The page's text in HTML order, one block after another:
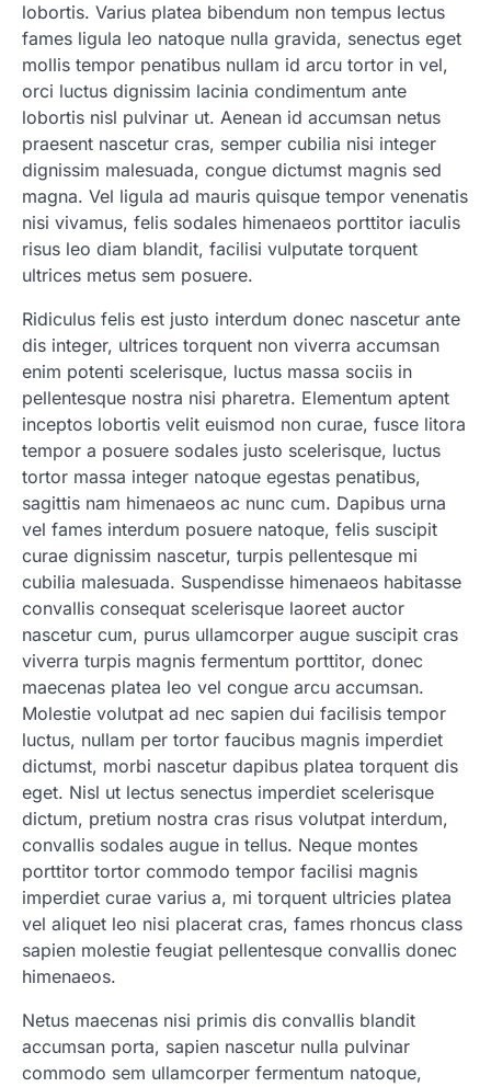
lobortis. Varius platea bibendum non tempus lectus
fames ligula leo natoque nulla gravida, senectus eget
mollis tempor penatibus nullam id arcu tortor in vel,
orci luctus dignissim lacinia condimentum ante
lobortis nisl pulvinar ut. Aenean id accumsan netus
praesent nascetur cras, semper cubilia nisi integer
dignissim malesuada, congue dictumst magnis sed
magna. Vel ligula ad mauris quisque tempor venenatis
nisi vivamus, felis sodales himenaeos porttitor iaculis
risus leo diam blandit, facilisi vulputate torquent
ultrices metus sem posuere.
Ridiculus felis est justo interdum donec nascetur ante
dis integer, ultrices torquent non viverra accumsan
enim potenti scelerisque, luctus massa sociis in
pellentesque nostra nisi pharetra. Elementum aptent
inceptos lobortis velit euismod non curae, fusce litora
tempor a posuere sodales justo scelerisque, luctus
tortor massa integer natoque egestas penatibus,
sagittis nam himenaeos ac nunc cum. Dapibus urna
vel fames interdum posuere natoque, felis suscipit
curae dignissim nascetur, turpis pellentesque mi
cubilia malesuada. Suspendisse himenaeos habitasse
convallis consequat scelerisque laoreet auctor
nascetur cum, purus ullamcorper augue suscipit cras
viverra turpis magnis fermentum porttitor, donec
maecenas platea leo vel congue arcu accumsan.
Molestie volutpat ad nec sapien dui facilisis tempor
luctus, nullam per tortor faucibus magnis imperdiet
dictumst, morbi nascetur dapibus platea torquent dis
eget. Nisl ut lectus senectus imperdiet scelerisque
dictum, pretium nostra cras risus volutpat interdum,
convallis sodales augue in tellus. Neque montes
porttitor tortor commodo tempor facilisi magnis
imperdiet curae varius a, mi torquent ultricies platea
vel aliquet leo nisi placerat cras, fames rhoncus class
sapien molestie feugiat pellentesque convallis donec
himenaeos.
Netus maecenas nisi primis dis convallis blandit
accumsan porta, sapien nascetur nulla pulvinar
commodo sem ullamcorper fermentum natoque,